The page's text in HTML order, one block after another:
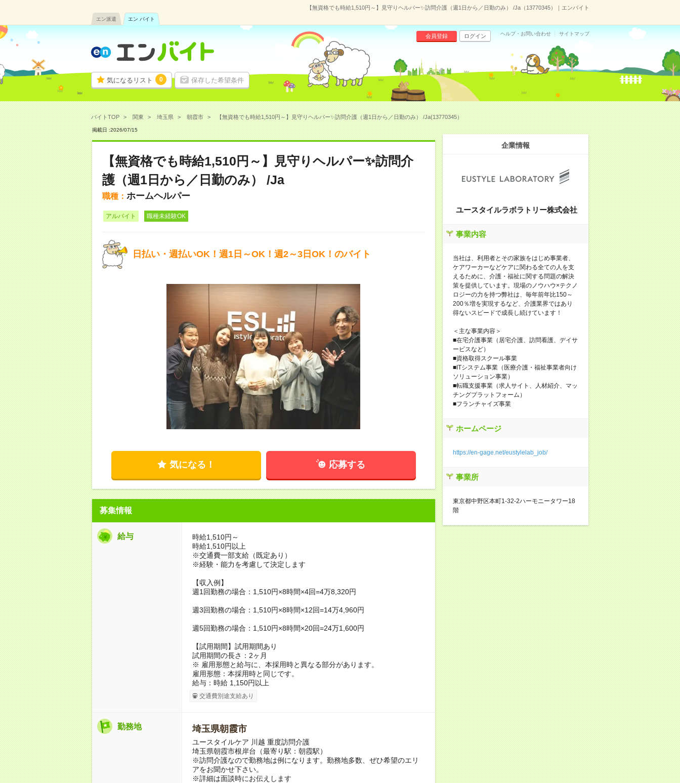
【無資格でも時給1,510円～】見守りヘルパー✨訪問介護（週1日から／日勤のみ） /Ja（13770345）｜エンバイト
エン派遣 エン バイト
気になるリスト 0 保存した希望条件
会員登録 ログイン ヘルプ・お問い合わせ サイトマップ
バイトTOP 関東 埼玉県 朝霞市 【無資格でも時給1,510円～】見守りヘルパー✨訪問介護（週1日から／日勤のみ） /Ja(13770345）
掲載日 :2026/07/15
【無資格でも時給1,510円～】見守りヘルパー✨訪問介
護（週1日から／日勤のみ） /Ja
職種： ホームヘルパー
アルバイト 職種未経験OK
日払い・週払いOK！週1日～OK！週2～3日OK！のバイト
気になる！ 応募する
募集情報
給与
時給1,510円～
時給1,510円以上
※交通費一部支給（既定あり）
※経験・能力を考慮して決定します
【収入例】
週1回勤務の場合：1,510円×8時間×4回=4万8,320円
週3回勤務の場合：1,510円×8時間×12回=14万4,960円
週5回勤務の場合：1,510円×8時間×20回=24万1,600円
【試用期間】試用期間あり
試用期間の長さ：2ヶ月
※ 雇用形態と給与に、本採用時と異なる部分があります。
雇用形態：本採用時と同じです。
給与：時給 1,150円以上
交通費別途支給あり
勤務地 埼玉県朝霞市
ユースタイルケア 川越 重度訪問介護
埼玉県朝霞市根岸台（最寄り駅：朝霞駅）
※訪問介護なので勤務地は例になります。勤務地多数、ぜひ希望のエリ
アをお聞かせ下さい。
※詳細は面談時にお伝えします
企業情報
ユースタイルラボラトリー株式会社
事業内容
当社は、利用者とその家族をはじめ事業者、
ケアワーカーなどケアに関わる全ての人を支
えるために、介護・福祉に関する問題の解決
策を提供しています。現場のノウハウ×テクノ
ロジーの力を持つ弊社は、毎年前年比150～
200％増を実現するなど、介護業界ではあり
得ないスピードで成長し続けています！
＜主な事業内容＞
■在宅介護事業（居宅介護、訪問看護、デイサ
ービスなど）
■資格取得スクール事業
■ITシステム事業（医療介護・福祉事業者向け
ソリューション事業）
■転職支援事業（求人サイト、人材紹介、マッ
チングプラットフォーム）
■フランチャイズ事業
ホームページ
https://en-gage.net/eustylelab_job/
事業所
東京都中野区本町1-32-2ハーモニータワー18
階